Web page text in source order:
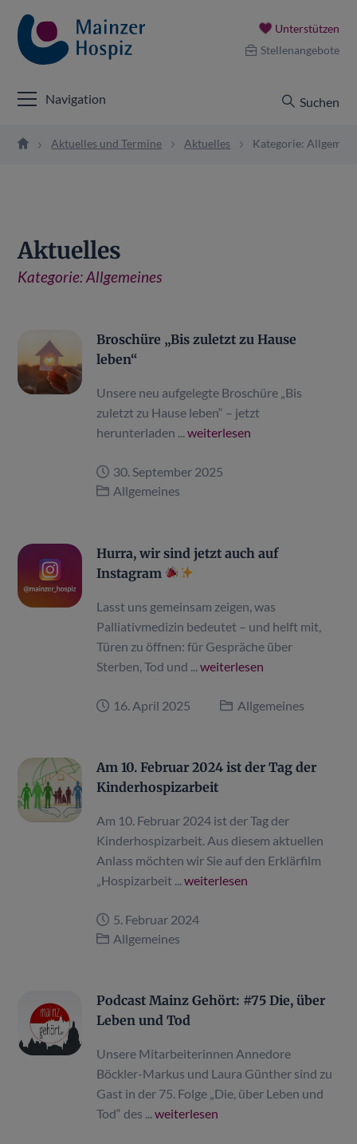
Unterstützen
Stellenangebote
Navigation Suchen
Aktuelles und Termine Aktuelles Kategorie:
Aktuelles
Kategorie:Allgemeines
Broschüre „Bis zuletzt zu Hause
leben“
Unsere neu aufgelegte Broschüre „Bis
zuletzt zu Hause leben“ – jetzt
herunterladen ...weiterlesen
30. September 2025
Allgemeines
Hurra, wir sind jetzt auch auf
Instagram
Lasst uns gemeinsam zeigen, was
Palliativmedizin bedeutet – und helft mit,
Türen zu öffnen: für Gespräche über
Sterben, Tod und ... weiterlesen
16. April 2025 Allgemeines
Am 10. Februar 2024 ist der Tag der
Kinderhospizarbeit
Am 10. Februar 2024 ist der Tag der
Kinderhospizarbeit. Aus diesem aktuellen
Anlass möchten wir Sie auf den Erklärfilm
„Hospizarbeit ...weiterlesen
5. Februar 2024
Allgemeines
Podcast Mainz Gehört: #75 Die, über
Leben und Tod
Unsere Mitarbeiterinnen Annedore
Böckler-Markus und Laura Günther sind zu
Gast in der 75. Folge „Die, über Leben und
Tod“ des ...weiterlesen